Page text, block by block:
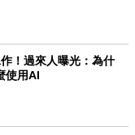
！過來人曝光：為什
使用AI